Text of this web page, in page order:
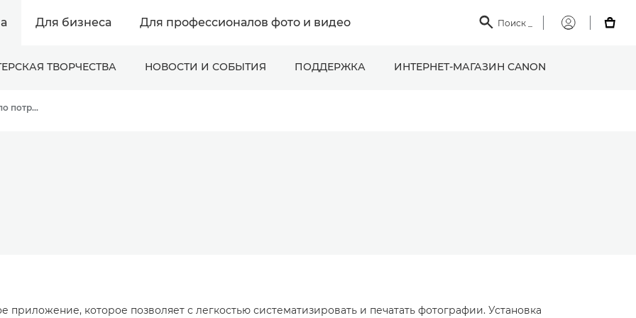
Для бизнеса Для профессионалов фото и видео  Поиск
Мой

ТВОРЧЕСТВА НОВОСТИ И СОБЫТИЯ ПОДДЕРЖКА ИНТЕРНЕТ-МАГАЗИН CANON
Онлайн-поддержка по потребительской продукции
которое позволяет с легкостью систематизировать и печатать фотографии. Установка